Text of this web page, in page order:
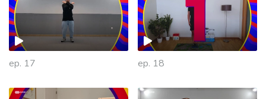
ep. 17 ep. 18